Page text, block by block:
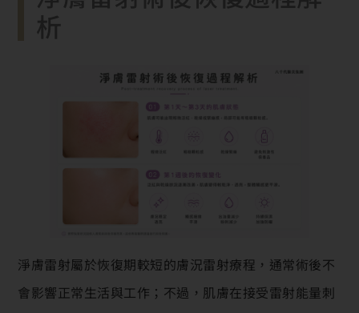
析
淨膚雷射屬於恢復期較短的膚況雷射療程，通常術後不
會影響正常生活與工作；不過，肌膚在接受雷射能量刺